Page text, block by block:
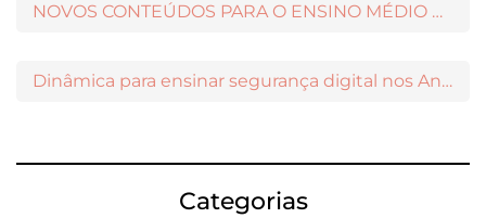
NOVOS CONTEÚDOS PARA O ENSINO MÉDIO DISPONÍVEIS NO MODERNAMIGOS
Dinâmica para ensinar segurança digital nos Anos Iniciais
Categorias